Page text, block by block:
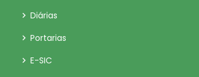
Diárias
Portarias
E-SIC